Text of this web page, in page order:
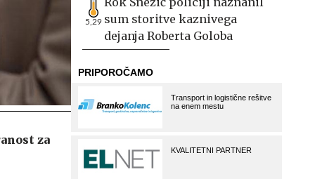
za
5,29 sum storitve kaznivega
dejanja Roberta Goloba